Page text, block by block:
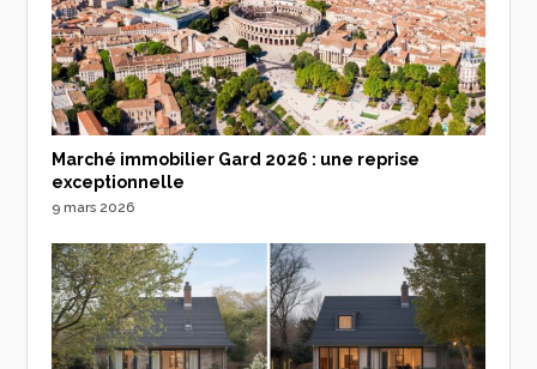
Marché immobilier Gard 2026 : une reprise
exceptionnelle
9 mars 2026